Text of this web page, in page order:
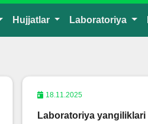
Hujjatlar Laboratoriya
18.11.2025
Laboratoriya yangiliklari